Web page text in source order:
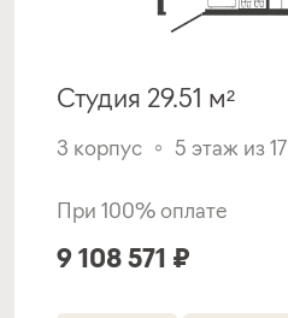
Студия 29.51 м²
3 корпус 5 этаж из 17
При 100% оплате
9 108 571 ₽